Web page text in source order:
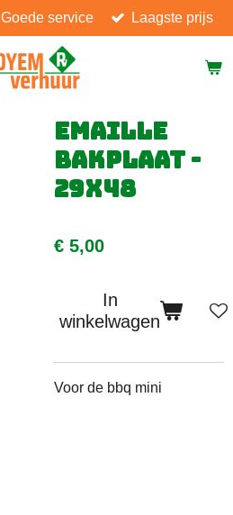
Goede service Laagste prijs
Emaille
bakplaat -
29x48
€ 5,00
In
winkelwagen
Voor de bbq mini